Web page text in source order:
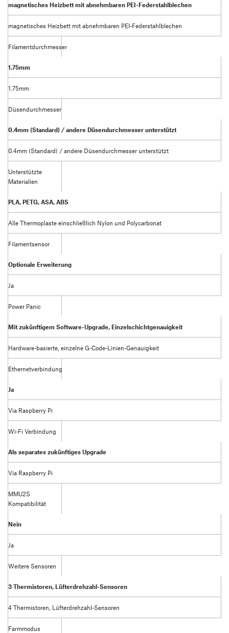
magnetisches Heizbett mit abnehmbaren PEI-Federstahlblechen
magnetisches Heizbett mit abnehmbaren PEI-Federstahlblechen
Filamentdurchmesser
1.75mm
1.75mm
Düsendurchmesser
0.4mm (Standard) / andere Düsendurchmesser unterstützt
0.4mm (Standard) / andere Düsendurchmesser unterstützt
Unterstützte
Materialien
PLA, PETG, ASA, ABS
Alle Thermoplaste einschließlich Nylon und Polycarbonat
Filamentsensor
Optionale Erweiterung
Ja
Power Panic
Mit zukünftigem Software-Upgrade, Einzelschichtgenauigkeit
Hardware-basierte, einzelne G-Code-Linien-Genauigkeit
Ethernetverbindung
Ja
Via Raspberry Pi
Wi-Fi Verbindung
Als separates zukünftiges Upgrade
Via Raspberry Pi
MMU2S
Kompatibilität
Nein
Ja
Weitere Sensoren
3 Thermistoren, Lüfterdrehzahl-Sensoren
4 Thermistoren, Lüfterdrehzahl-Sensoren
Farmmodus